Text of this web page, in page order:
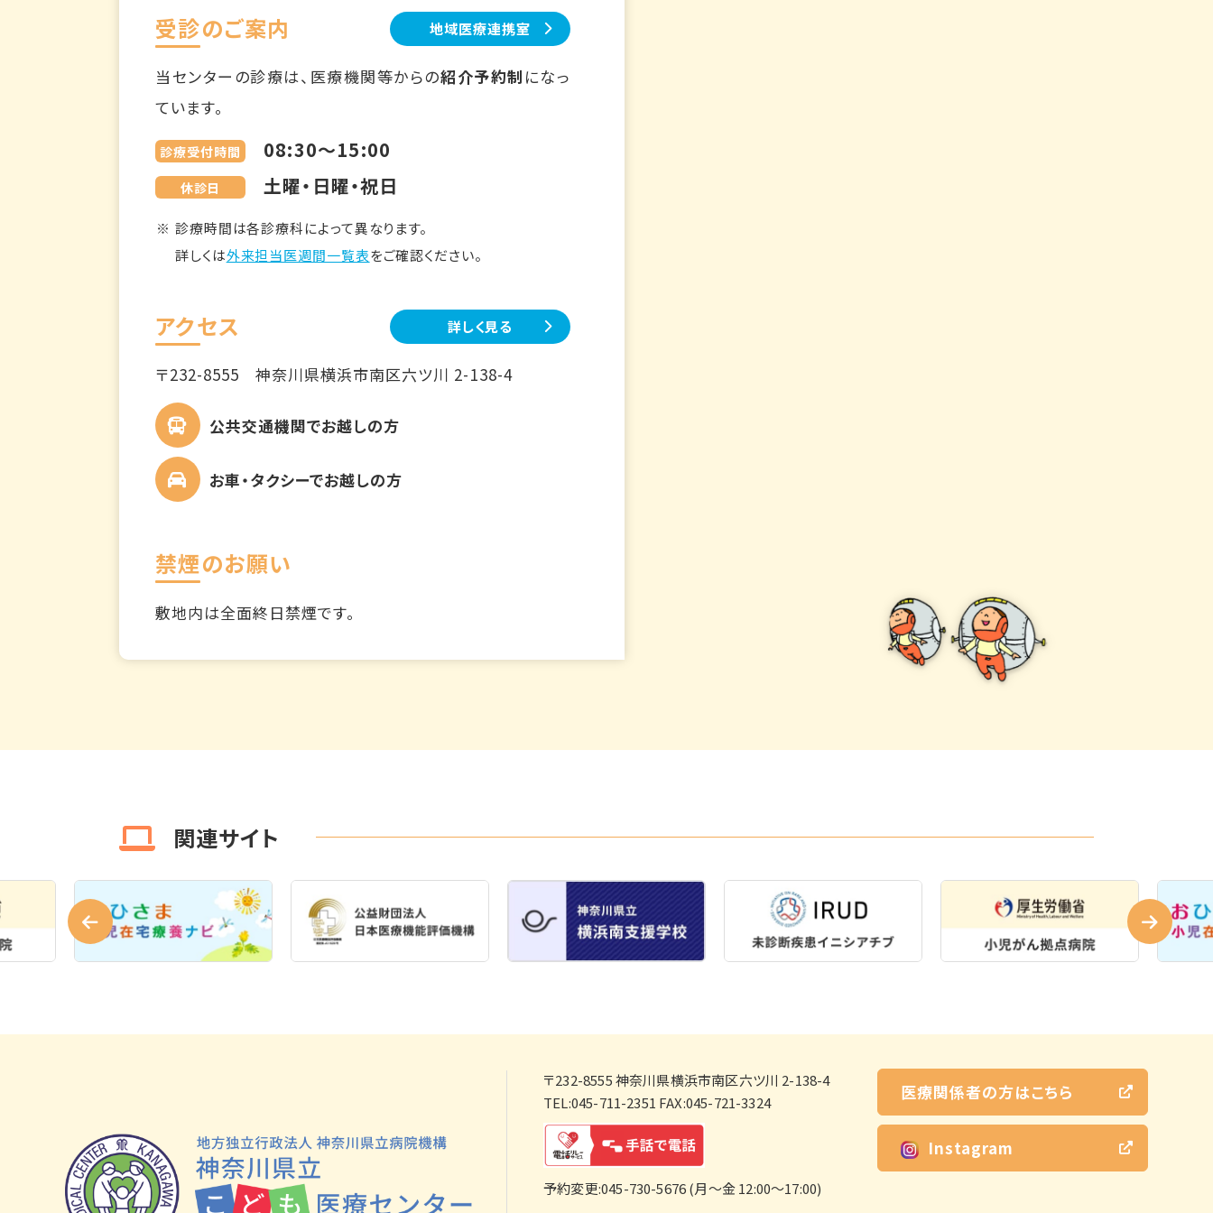
受診のご案内 地域医療連携室
当センターの診療は、医療機関等からの紹介予約制 になっ
ています。
診療受付時間 08:30～15:00
休診日 土曜・日曜・祝日
診療時間は各診療科によって異なります。
詳しくは外来担当医週間一覧表をご確認ください。
アクセス 詳しく見る
〒232-8555神奈川県横浜市南区六ツ川 2-138-4
公共交通機関でお越しの方
お車・タクシーでお越しの方
禁煙のお願い
敷地内は全面終日禁煙です。
関連サイト
〒232-8555神奈川県横浜市南区六ツ川 2-138-4
TEL:045-711-2351 FAX:045-721-3324
予約変更:045-730-5676 (月～金 12:00～17:00)
医療関係者の方はこちら
Instagram